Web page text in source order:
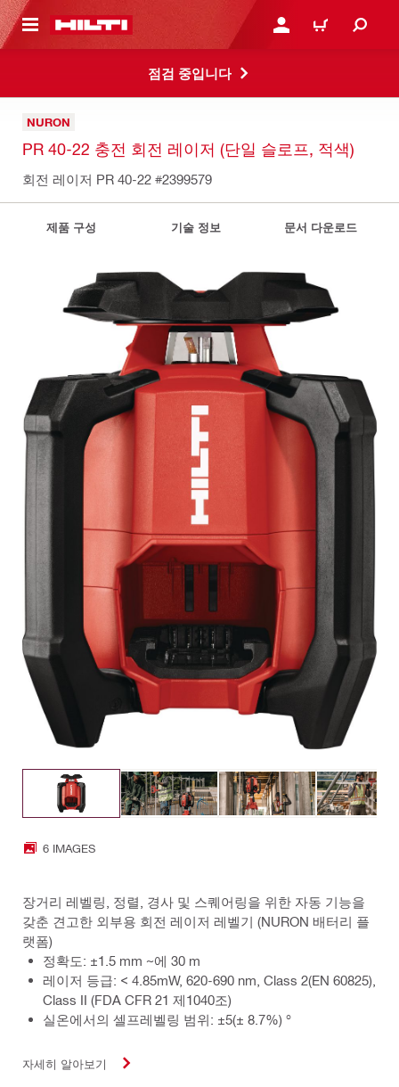
으로 건너뛰기 로그인 또는 회원가입
장바구니
점검 중입니다
NURON
PR 40-22 충전 회전 레이저 (단일 슬로프, 적색)
회전 레이저 PR 40-22 #2399579
제품 구성 기술 정보 문서 다운로드
6 IMAGES
장거리 레벨링, 정렬, 경사 및 스퀘어링을 위한 자동 기능을
갖춘 견고한 외부용 회전 레이저 레벨기 (NURON 배터리 플
랫폼)
정확도: ±1.5 mm ~에 30 m
레이저 등급: < 4.85mW, 620-690 nm, Class 2(EN 60825),
Class II (FDA CFR 21 제1040조)
실온에서의 셀프레벨링 범위: ±5(± 8.7%) °
자세히 알아보기